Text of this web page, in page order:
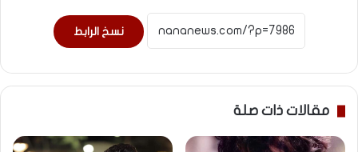
نسخ الرابط
مقالات ذات صلة